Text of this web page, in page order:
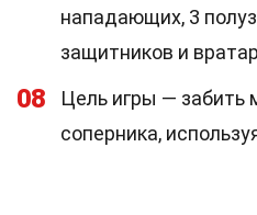
нападающих, 3
защитников и
08
Цель игры — забить
соперника,